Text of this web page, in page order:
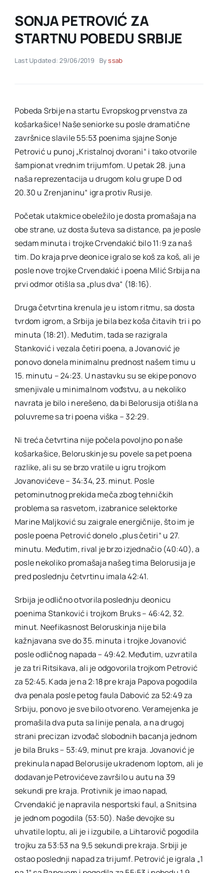
Akti SSAB
Kontakt
SONJA PETROVIĆ ZA
STARTNU POBEDU SRBIJE
Last Updated: 29/06/2019 Byssab
Pobeda Srbije na startu Evropskog prvenstva za
košarkašice! Naše seniorke su posle dramatične
završnice slavile 55:53 poenima sjajne Sonje
Petrović u punoj „Kristalnoj dvorani“ i tako otvorile
šampionat vrednim trijumfom. U petak 28. juna
naša reprezentacija u drugom kolu grupe D od
20.30 u Zrenjaninu“ igra protiv Rusije.
Početak utakmice obeležilo je dosta promašaja na
obe strane, uz dosta šuteva sa distance, pa je posle
sedam minuta i trojke Crvendakić bilo 11:9 za naš
tim. Do kraja prve deonice igralo se koš za koš, ali je
posle nove trojke Crvendakić i poena Milić Srbija na
prvi odmor otišla sa „plus dva“ (18:16).
Druga četvrtina krenula je u istom ritmu, sa dosta
tvrdom igrom, a Srbija je bila bez koša čitavih tri i po
minuta (18:21). Međutim, tada se razigrala
Stanković i vezala četiri poena, a Jovanović je
ponovo donela minimalnu prednost našem timu u
15. minutu – 24:23. U nastavku su se ekipe ponovo
smenjivale u minimalnom vođstvu, a u nekoliko
navrata je bilo i nerešeno, da bi Belorusija otišla na
poluvreme sa tri poena viška – 32:29.
Ni treća četvrtina nije počela povoljno po naše
košarkašice, Beloruskinje su povele sa pet poena
razlike, ali su se brzo vratile u igru trojkom
Jovanovićeve – 34:34, 23. minut. Posle
petominutnog prekida meča zbog tehničkih
problema sa rasvetom, izabranice selektorke
Marine Maljković su zaigrale energičnije, što im je
posle poena Petrović donelo „plus četiri“ u 27.
minutu. Međutim, rival je brzo izjednačio (40:40), a
posle nekoliko promašaja našeg tima Belorusija je
pred poslednju četvrtinu imala 42:41.
Srbija je odlično otvorila poslednju deonicu
poenima Stanković i trojkom Bruks – 46:42, 32.
minut. Neefikasnost Beloruskinja nije bila
kažnjavana sve do 35. minuta i trojke Jovanović
posle odličnog napada – 49:42. Međutim, uzvratila
je za tri Ritsikava, ali je odgovorila trojkom Petrović
za 52:45. Kada je na 2:18 pre kraja Papova pogodila
dva penala posle petog faula Dabović za 52:49 za
Srbiju, ponovo je sve bilo otvoreno. Veramejenka je
promašila dva puta sa linije penala, a na drugoj
strani precizan izvođač slobodnih bacanja jednom
je bila Bruks – 53:49, minut pre kraja. Jovanović je
prekinula napad Belorusije ukradenom loptom, ali je
dodavanje Petrovićeve završilo u autu na 39
sekundi pre kraja. Protivnik je imao napad,
Crvendakić je napravila nesportski faul, a Snitsina
je jednom pogodila (53:50). Naše devojke su
uhvatile loptu, ali je i izgubile, a Lihtarovič pogodila
trojku za 53:53 na 9,5 sekundi pre kraja. Srbiji je
ostao poslednji napad za trijumf. Petrović je igrala „1